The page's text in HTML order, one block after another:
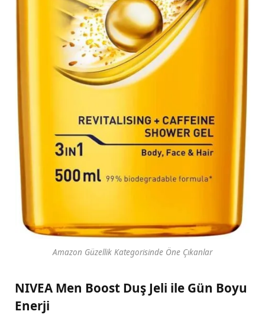
Amazon Güzellik Kategorisinde Öne Çıkanlar
NIVEA Men Boost Duş Jeli ile Gün Boyu
Enerji